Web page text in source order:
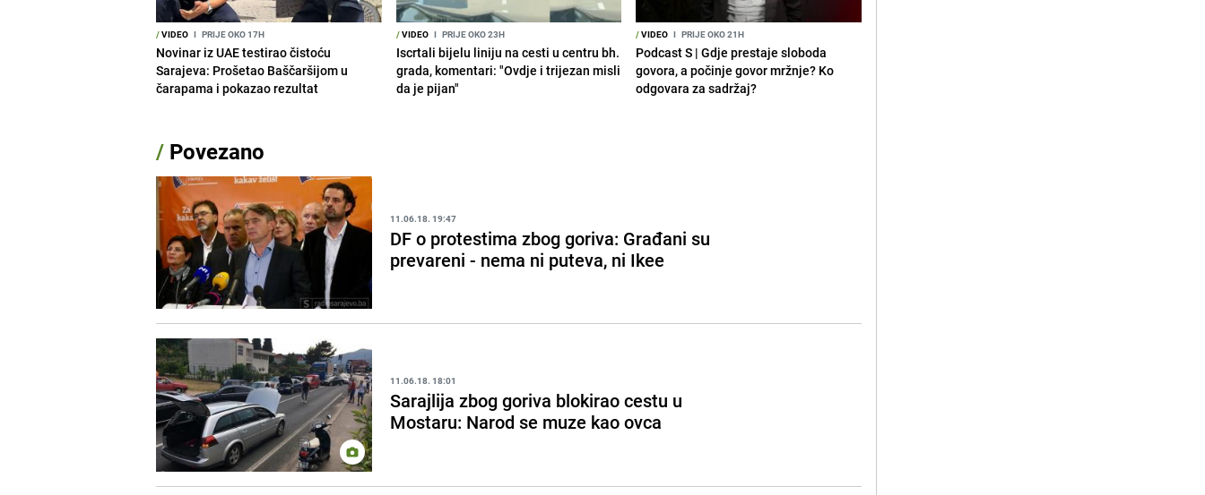
/VIDEO I PRIJE OKO 17H
Novinar iz UAE testirao čistoću
Sarajeva: Prošetao Baščaršijom u
čarapama i pokazao rezultat
/VIDEO I PRIJE OKO 23H
Iscrtali bijelu liniju na cesti u centru bh.
grada, komentari: "Ovdje i trijezan misli
da je pijan"
/VIDEO I PRIJE OKO 21H
Podcast S | Gdje prestaje sloboda
govora, a počinje govor mržnje? Ko
odgovara za sadržaj?
/ Povezano
11.06.18. 19:47
DF o protestima zbog goriva: Građani su
prevareni - nema ni puteva, ni Ikee
11.06.18. 18:01
Sarajlija zbog goriva blokirao cestu u
Mostaru: Narod se muze kao ovca